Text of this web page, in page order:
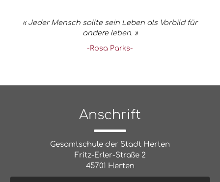
« Jeder Mensch sollte sein Leben als Vorbild für
andere leben. »
-Rosa Parks-
Anschrift
Gesamtschule der Stadt Herten
Fritz-Erler-Straße 2
45701 Herten